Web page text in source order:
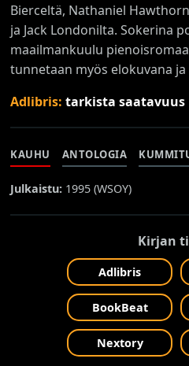
Bierceltä, Nathaniel
ja Jack Londonilta. Sokerina
maailmankuulu
tunnetaan myös elokuvana
Adlibris:tarkista saatavuus
KAUHU ANTOLOGIA
Julkaistu: 1995 (WSOY)
Kirjan
Adlibris
BookBeat
Nextory